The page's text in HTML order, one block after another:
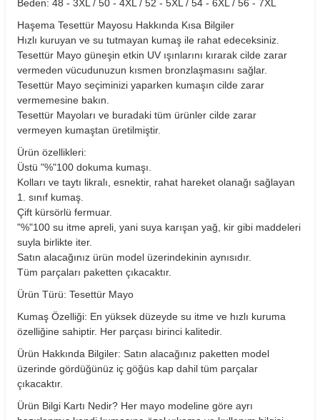
Beden: 48 - 3XL / 50 - 4XL / 52 - 5XL / 54 - 6XL / 56 - 7XL
Haşema Tesettür Mayosu Hakkında Kısa Bilgiler
Hızlı kuruyan ve su tutmayan kumaş ile rahat edeceksiniz.
Tesettür Mayo güneşin etkin UV ışınlarını kırarak cilde zarar
vermeden vücudunuzun kısmen bronzlaşmasını sağlar.
Tesettür Mayo seçiminizi yaparken kumaşın cilde zarar
vermemesine bakın.
Tesettür Mayoları ve buradaki tüm ürünler cilde zarar
vermeyen kumaştan üretilmiştir.
Ürün özellikleri:
Üstü "%"100 dokuma kumaşı.
Kolları ve taytı likralı, esnektir, rahat hareket olanağı sağlayan
1. sınıf kumaş.
Çift kürsörlü fermuar.
"%"100 su itme apreli, yani suya karışan yağ, kir gibi maddeleri
suyla birlikte iter.
Satın alacağınız ürün model üzerindekinin aynısıdır.
Tüm parçaları paketten çıkacaktır.
Ürün Türü: Tesettür Mayo
Kumaş Özelliği: En yüksek düzeyde su itme ve hızlı kuruma
özelliğine sahiptir. Her parçası birinci kalitedir.
Ürün Hakkında Bilgiler: Satın alacağınız paketten model
üzerinde gördüğünüz iç göğüs kap dahil tüm parçalar
çıkacaktır.
Ürün Bilgi Kartı Nedir? Her mayo modeline göre ayrı